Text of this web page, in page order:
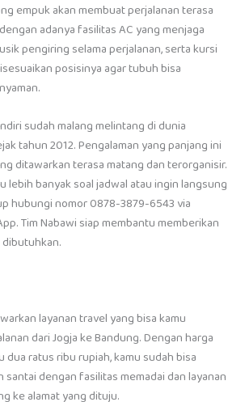
empuk akan membuat perjalanan terasa
adanya fasilitas AC yang menjaga
pengiring selama perjalanan, serta kursi
posisinya agar tubuh bisa
sudah malang melintang di dunia
tahun 2012. Pengalaman yang panjang ini
ditawarkan terasa matang dan terorganisir.
lebih banyak soal jadwal atau ingin langsung
hubungi nomor 0878-3879-6543 via
Tim Nabawi siap membantu memberikan
layanan travel yang bisa kamu
dari Jogja ke Bandung. Dengan harga
dua ratus ribu rupiah, kamu sudah bisa
santai dengan fasilitas memadai dan layanan
ke alamat yang dituju.